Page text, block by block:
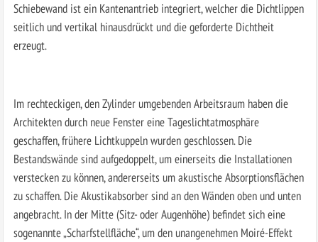
Schiebewand ist ein Kantenantrieb integriert, welcher die Dichtlippen
seitlich und vertikal hinausdrückt und die geforderte Dichtheit
erzeugt.
Im rechteckigen, den Zylinder umgebenden Arbeitsraum haben die
Architekten durch neue Fenster eine Tageslichtatmosphäre
geschaffen, frühere Lichtkuppeln wurden geschlossen. Die
Bestandswände sind aufgedoppelt, um einerseits die Installationen
verstecken zu können, andererseits um akustische Absorptionsflächen
zu schaffen. Die Akustikabsorber sind an den Wänden oben und unten
angebracht. In der Mitte (Sitz- oder Augenhöhe) befindet sich eine
sogenannte „Scharfstellfläche“, um den unangenehmen Moiré-Effekt